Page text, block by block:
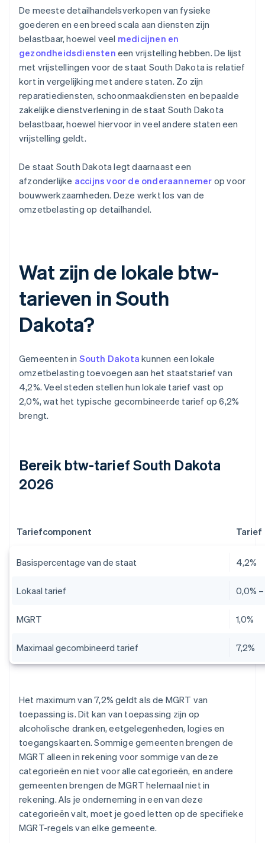
De meeste detailhandelsverkopen van fysieke
goederen en een breed scala aan diensten zijn
belastbaar, hoewel veel medicijnen en
gezondheidsdiensten een vrijstelling hebben. De lijst
met vrijstellingen voor de staat South Dakota is relatief
kort in vergelijking met andere staten. Zo zijn
reparatiediensten, schoonmaakdiensten en bepaalde
zakelijke dienstverlening in de staat South Dakota
belastbaar, hoewel hiervoor in veel andere staten een
vrijstelling geldt.
De staat South Dakota legt daarnaast een
afzonderlijke accijns voor de onderaannemer op voor
bouwwerkzaamheden. Deze werkt los van de
omzetbelasting op detailhandel.
Wat zijn de lokale btw-
tarieven in South
Dakota?
Gemeenten in South Dakota kunnen een lokale
omzetbelasting toevoegen aan het staatstarief van
4,2%. Veel steden stellen hun lokale tarief vast op
2,0%, wat het typische gecombineerde tarief op 6,2%
brengt.
Bereik btw-tarief South Dakota
2026
Tariefcomponent Tarief
Basispercentage van de staat 4,2%
Lokaal tarief 0,0%
MGRT 1,0%
Maximaal gecombineerd tarief 7,2%
Het maximum van 7,2% geldt als de MGRT van
toepassing is. Dit kan van toepassing zijn op
alcoholische dranken, eetgelegenheden, logies en
toegangskaarten. Sommige gemeenten brengen de
MGRT alleen in rekening voor sommige van deze
categorieën en niet voor alle categorieën, en andere
gemeenten brengen de MGRT helemaal niet in
rekening. Als je onderneming in een van deze
categorieën valt, moet je goed letten op de specifieke
MGRT-regels van elke gemeente.